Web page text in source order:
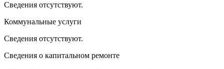
Сведения отсутствуют.
Коммунальные услуги
Сведения отсутствуют.
Сведения о капитальном ремонте